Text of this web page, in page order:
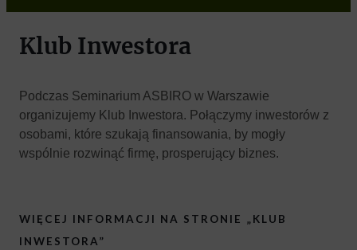
Klub Inwestora
Podczas Seminarium ASBIRO w Warszawie
organizujemy Klub Inwestora. Połączymy inwestorów z
osobami, które szukają finansowania, by mogły
wspólnie rozwinąć firmę, prosperujący biznes.
WIĘCEJ INFORMACJI NA STRONIE „KLUB
INWESTORA”